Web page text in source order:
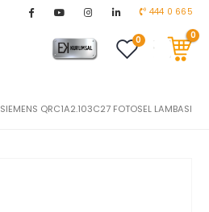
444 0 665
0 0
chevron_right
SIEMENS QRC1A2.103C27 FOTOSEL LAMBASI